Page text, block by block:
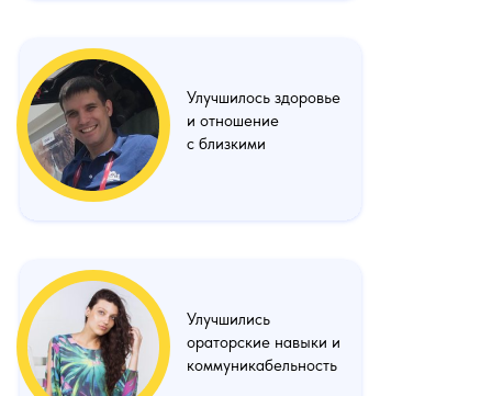
Улучшилось здоровье
и отношение
с близкими
Улучшились
ораторские навыки и
коммуникабельность